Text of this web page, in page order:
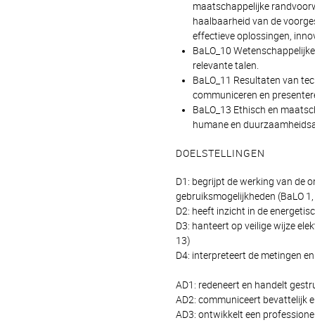
maatschappelijke
haalbaarheid van de
effectieve oplossingen,
BaLO_10
relevante talen.
BaLO_11 Resultaten van
communiceren en
BaLO_13 Ethisch en
humane en
DOELSTELLINGEN
D1: begrijpt de werking van de
gebruiksmogelijkheden (BaLO
D2: heeft inzicht in de
D3: hanteert op veilige wijze
13)
D4: interpreteert de metingen
AD1: redeneert en handelt
AD2: communiceert bevattelijk
AD3: ontwikkelt een